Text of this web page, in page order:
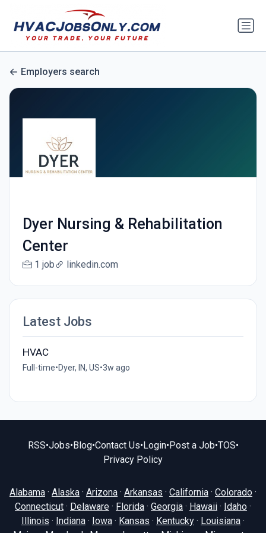
Employers search
Dyer Nursing & Rehabilitation
Center
1 job linkedin.com
Latest Jobs
HVAC
Full-time•Dyer, IN, US•3w ago
RSS•Jobs• Blog•Contact Us• Login• Post a Job•TOS•
Privacy Policy
Alabama · Alaska · Arizona · Arkansas · California · Colorado ·
Connecticut · Delaware · Florida · Georgia · Hawaii · Idaho ·
Illinois · Indiana · Iowa · Kansas · Kentucky · Louisiana ·